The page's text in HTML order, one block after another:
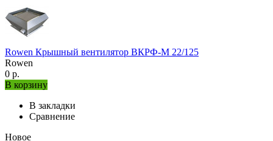
Rowen Крышный вентилятор ВКРФ-М 22/125
Rowen
0 р.
В корзину
В закладки
Сравнение
Новое